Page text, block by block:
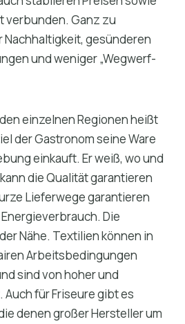
verbunden. Ganz zu
Nachhaltigkeit, gesünderen
und weniger „Wegwerf-
einzelnen Regionen heißt
der Gastronom seine Ware
einkauft. Er weiß, wo und
die Qualität garantieren
Lieferwege garantieren
Die
Nähe. Textilien können in
Arbeitsbedingungen
sind von hoher und
für Friseure gibt es
denen großer Hersteller um